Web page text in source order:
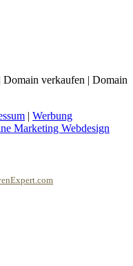
verkaufen | Domain
| Werbung
Marketing Webdesign